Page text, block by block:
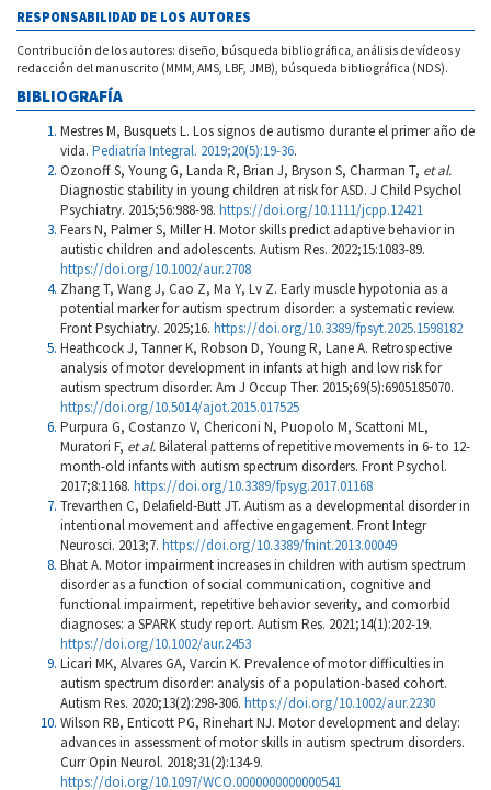
RESPONSABILIDAD DE LOS AUTORES
Contribución de los autores: diseño, búsqueda bibliográfica, análisis de vídeos y
redacción del manuscrito (MMM, AMS, LBF, JMB), búsqueda bibliográfica (NDS).
BIBLIOGRAFÍA
Mestres M, Busquets L. Los signos de autismo durante el primer año de
vida. Pediatría Integral. 2019;20(5):19-36.
Ozonoff S, Young G, Landa R, Brian J, Bryson S, Charman T, et al.
Diagnostic stability in young children at risk for ASD. J Child Psychol
Psychiatry. 2015;56:988-98. https://doi.org/10.1111/jcpp.12421
Fears N, Palmer S, Miller H. Motor skills predict adaptive behavior in
autistic children and adolescents. Autism Res. 2022;15:1083-89.
https://doi.org/10.1002/aur.2708
Zhang T, Wang J, Cao Z, Ma Y, Lv Z. Early muscle hypotonia as a
potential marker for autism spectrum disorder: a systematic review.
Front Psychiatry. 2025;16. https://doi.org/10.3389/fpsyt.2025.1598182
Heathcock J, Tanner K, Robson D, Young R, Lane A. Retrospective
analysis of motor development in infants at high and low risk for
autism spectrum disorder. Am J Occup Ther. 2015;69(5):6905185070.
https://doi.org/10.5014/ajot.2015.017525
Purpura G, Costanzo V, Chericoni N, Puopolo M, Scattoni ML,
Muratori F, et al.Bilateral patterns of repetitive movements in 6- to 12-
month-old infants with autism spectrum disorders. Front Psychol.
2017;8:1168. https://doi.org/10.3389/fpsyg.2017.01168
Trevarthen C, Delafield-Butt JT. Autism as a developmental disorder in
intentional movement and affective engagement. Front Integr
Neurosci. 2013;7. https://doi.org/10.3389/fnint.2013.00049
Bhat A. Motor impairment increases in children with autism spectrum
disorder as a function of social communication, cognitive and
functional impairment, repetitive behavior severity, and comorbid
diagnoses: a SPARK study report. Autism Res. 2021;14(1):202-19.
https://doi.org/10.1002/aur.2453
Licari MK, Alvares GA, Varcin K. Prevalence of motor difficulties in
autism spectrum disorder: analysis of a population-based cohort.
Autism Res. 2020;13(2):298-306. https://doi.org/10.1002/aur.2230
Wilson RB, Enticott PG, Rinehart NJ. Motor development and delay:
advances in assessment of motor skills in autism spectrum disorders.
Curr Opin Neurol. 2018;31(2):134-9.
https://doi.org/10.1097/WCO.0000000000000541